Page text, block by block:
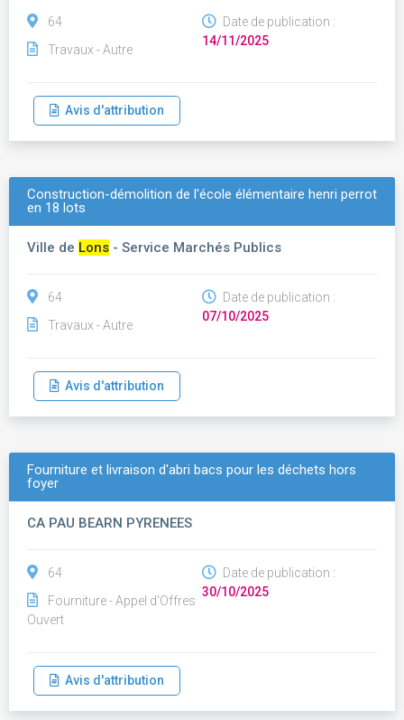
64
Travaux - Autre
Date de publication :
14/11/2025
Avis d'attribution
Construction-démolition de l'école élémentaire henri perrot
en 18 lots
Ville de Lons - Service Marchés Publics
64
Travaux - Autre
Date de publication :
07/10/2025
Avis d'attribution
Fourniture et livraison d'abri bacs pour les déchets hors
foyer
CA PAU BEARN PYRENEES
64
Fourniture - Appel d'Offres
Ouvert
Date de publication :
30/10/2025
Avis d'attribution